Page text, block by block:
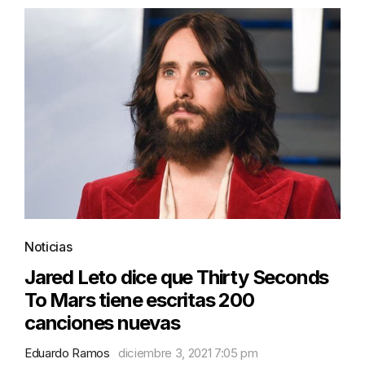
Noticias
Jared Leto dice que Thirty Seconds
To Mars tiene escritas 200
canciones nuevas
Eduardo Ramos diciembre 3, 2021 7:05 pm